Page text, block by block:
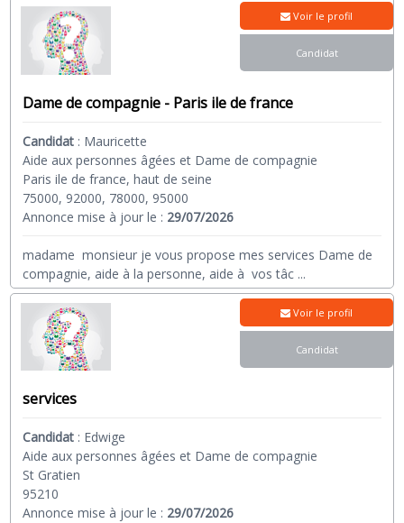
Dame de compagnie - Paris ile de france
Candidat : Mauricette
Aide aux personnes âgées et Dame de compagnie
Paris ile de france, haut de seine
75000, 92000, 78000, 95000
Annonce mise à jour le : 29/07/2026
madame monsieur je vous propose mes services Dame de
compagnie, aide à la personne, aide à vos tâc ...
Voir le profil
Candidat
services
Candidat : Edwige
Aide aux personnes âgées et Dame de compagnie
St Gratien
95210
Annonce mise à jour le : 29/07/2026
Voir le profil
Candidat